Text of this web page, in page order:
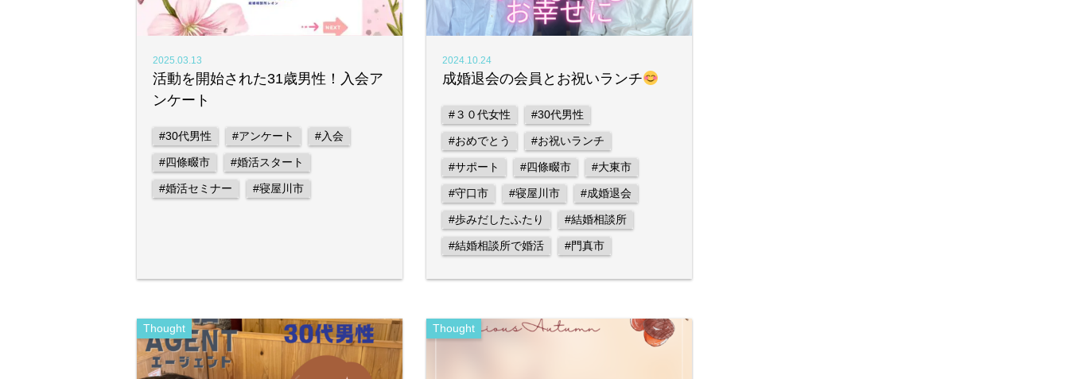
2025.03.13
活動を開始された31歳男性！入会ア
ンケート
#30代男性 #アンケート #入会
#四條畷市 #婚活スタート
#婚活セミナー #寝屋川市
2024.10.24
成婚退会の会員とお祝いランチ
#３０代女性 #30代男性
#おめでとう #お祝いランチ
#サポート #四條畷市 #大東市
#守口市 #寝屋川市 #成婚退会
#歩みだしたふたり #結婚相談所
#結婚相談所で婚活 #門真市
Thought Thought